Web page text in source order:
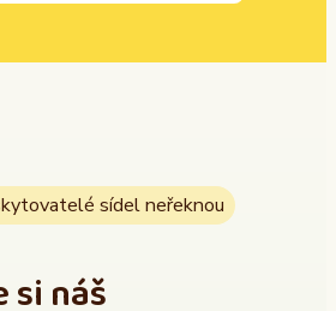
sídel neřeknou
si náš